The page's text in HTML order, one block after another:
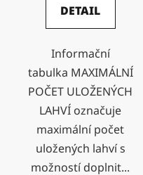
DETAIL
Informační
tabulka MAXIMÁLNÍ
POČET ULOŽENÝCH
LAHVÍ označuje
maximální počet
uložených lahví s
možností doplnit...